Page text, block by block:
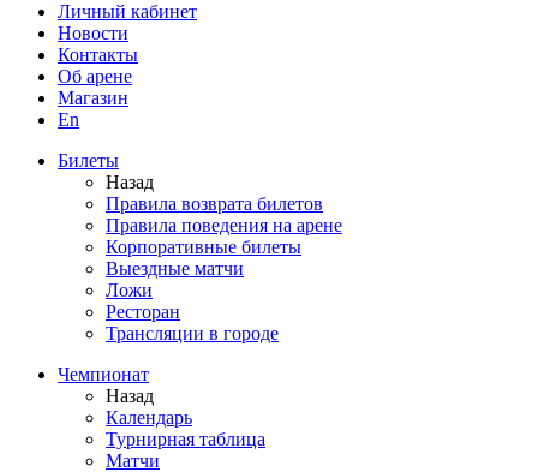
Личный кабинет
Новости
Контакты
Об арене
Магазин
En
Билеты
Назад
Правила возврата билетов
Правила поведения на арене
Корпоративные билеты
Выездные матчи
Ложи
Ресторан
Трансляции в городе
Чемпионат
Назад
Календарь
Турнирная таблица
Матчи